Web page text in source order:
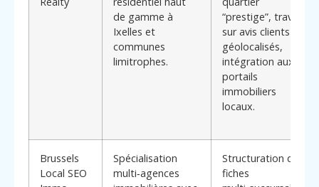
de gamme à
Ixelles et
communes
limitrophes.
“prestige”, travail
sur avis clients
géolocalisés,
intégration aux
portails
immobiliers
locaux.
Brussels
Local SEO
Spécialisation
multi‑agences
Structuration des
fiches